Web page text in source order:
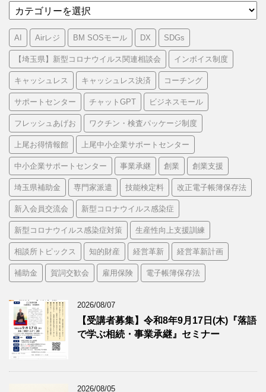
テ
ゴ
リ
AI Airレジ BM SOSモール DX SDGs
【埼玉県】新型コロナウイルス関連相談会 インボイス制度
キャッシュレス キャッシュレス決済 コーチング
サポートセンター チャットGPT ビジネスモール
フレッシュあげお ワクチン・検査パッケージ制度
上尾お得情報館 上尾中小企業サポートセンター
中小企業サポートセンター 事業承継 創業 創業支援
埼玉県補助金 専門家派遣 技能検定料 改正電子帳簿保存法
新入会員交流会 新型コロナウイルス感染症
新型コロナウイルス感染症対策 生産性向上支援訓練
相談所トピックス 知的財産 経営革新 経営革新計画
補助金 賀詞交歓会 雇用保険 電子帳簿保存法
2026/08/07
【受講者募集】令和8年9月17日(木)『落語
で学ぶ相続・事業承継』セミナー
2026/08/05